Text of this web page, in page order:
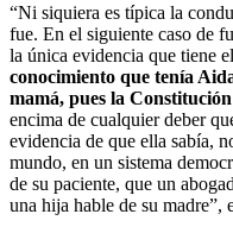
“Ni siquiera es típica la
fue. En el siguiente caso de
la única evidencia que tiene
conocimiento que tenía
mamá, pues la
encima de cualquier deber
evidencia de que ella sabía,
mundo, en un sistema
de su paciente, que un
una hija hable de su madre”,